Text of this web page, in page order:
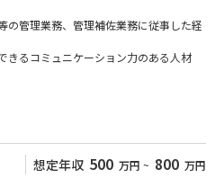
の管理業務、管理補佐業務に従事した経
きるコミュニケーション力のある人材
や工事経験の豊富な方
想定年収 500 万円 ~ 800 万円